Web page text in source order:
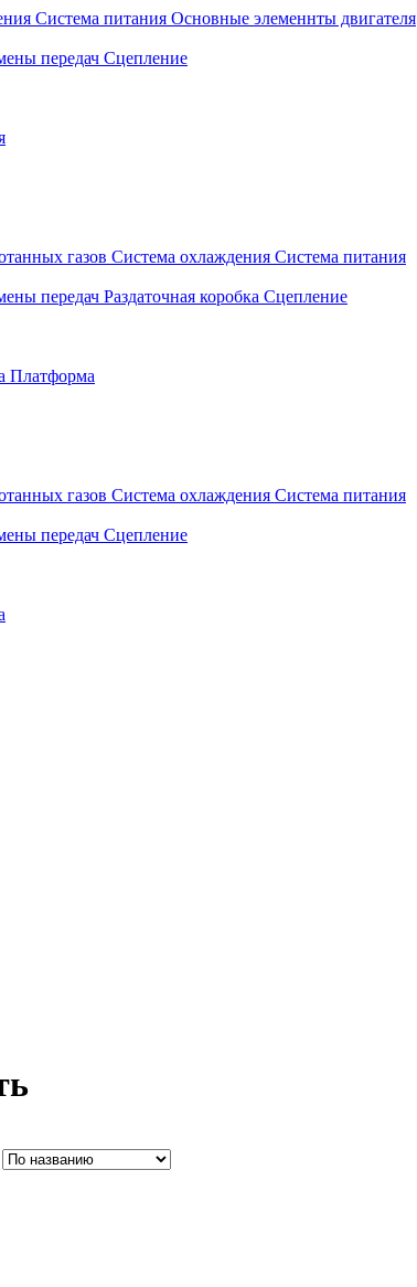
Система питания Основные элеменнты двигателя
передач Сцепление
газов Система охлаждения Система питания
передач Раздаточная коробка Сцепление
Платформа
газов Система охлаждения Система питания
передач Сцепление